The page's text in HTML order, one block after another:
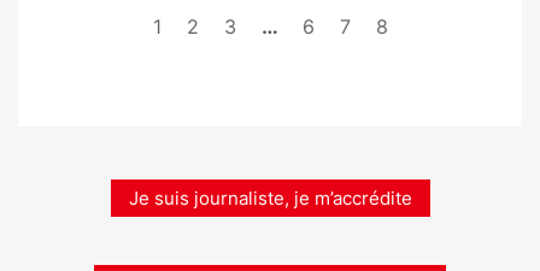
1 2 3 … 6 7 8
Je suis journaliste, je m’accrédite